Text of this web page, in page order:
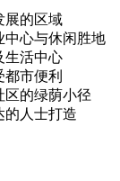
展的区域
中心与休闲胜地
生活中心
市便利
区的绿荫小径
的人士打造